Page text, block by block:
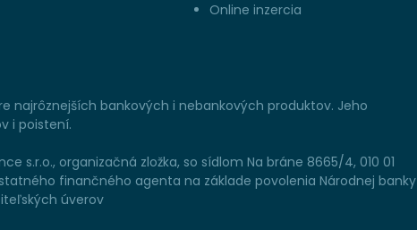
Online inzercia
najrôznejších bankových i nebankových produktov. Jeho
i poistení.
s.r.o., organizačná zložka, so sídlom Na bráne 8665/4, 010 01
finančného agenta na základe povolenia Národnej banky
úverov